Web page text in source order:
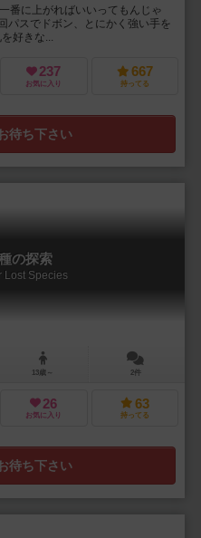
番に上がればいいってもんじゃ
パスでドボン、とにかく強い手を
好きな...
237
お気に入り
667
持ってる
待ち下さい
の探索
Lost Species
13歳～ 2件
26
お気に入り
63
持ってる
待ち下さい